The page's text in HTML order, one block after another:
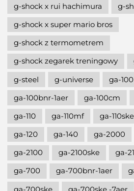
g-shock x rui hachimura
g-
g-shock x super mario bros
g-shock z termometrem
g-shock zegarek treningowy
g-steel
g-universe
ga-100
ga-100bnr-1aer
ga-100cm
ga-110
ga-110mf ga-110ske
ga-120
ga-140 ga-2000
ga-2100
ga-2100ske
ga-
ga-700
ga-700bnr-1aer
ga-700ske
ga-700ske -7aer